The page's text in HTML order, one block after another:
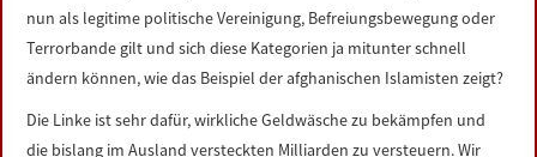
nun als legitime politische Vereinigung, Befreiungsbewegung oder
Terrorbande gilt und sich diese Kategorien ja mitunter schnell
ändern können, wie das Beispiel der afghanischen Islamisten zeigt?
Die Linke ist sehr dafür, wirkliche Geldwäsche zu bekämpfen und
die bislang im Ausland versteckten Milliarden zu versteuern. Wir